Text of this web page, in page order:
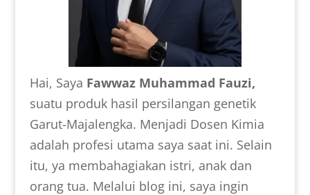
Hai, Saya Fawwaz Muhammad Fauzi,
suatu produk hasil persilangan genetik
Garut-Majalengka. Menjadi Dosen Kimia
adalah profesi utama saya saat ini. Selain
itu, ya membahagiakan istri, anak dan
orang tua. Melalui blog ini, saya ingin